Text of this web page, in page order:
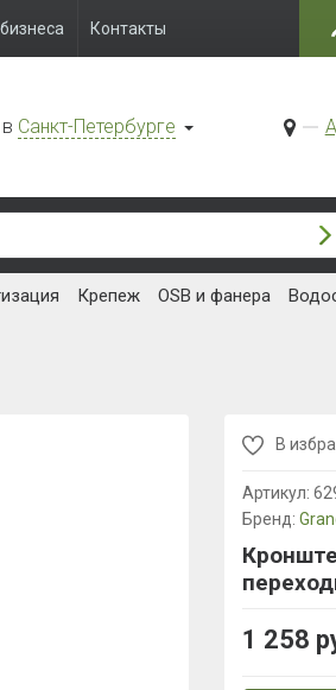
Контакты
Санкт-Петербурге
Крепеж OSB и фанера
В
Артикул:
Бренд:
1 258